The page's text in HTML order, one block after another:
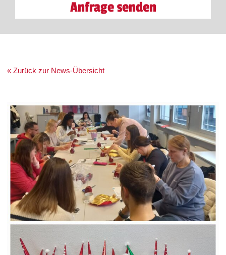
Anfrage senden
« Zurück zur News-Übersicht